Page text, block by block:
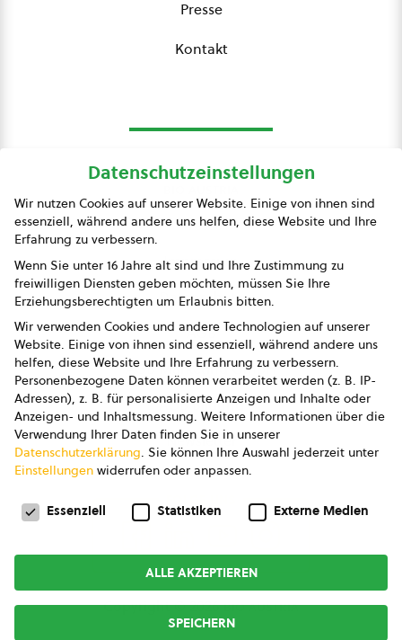
Presse
Kontakt
Presse
Impressum
Datenschutz
AGB
AGB Marketing GmbH
AGB Bildung
Newsletter
Copyright © 2026bio austria
Datenschutzeinstellungen
Wir nutzen Cookies auf unserer Website. Einige von ihnen sind
essenziell, während andere uns helfen, diese Website und Ihre
Erfahrung zu verbessern.
Wenn Sie unter 16 Jahre alt sind und Ihre Zustimmung zu
freiwilligen Diensten geben möchten, müssen Sie Ihre
Erziehungsberechtigten um Erlaubnis bitten.
Wir verwenden Cookies und andere Technologien auf unserer
Website. Einige von ihnen sind essenziell, während andere uns
helfen, diese Website und Ihre Erfahrung zu verbessern.
Personenbezogene Daten können verarbeitet werden (z. B. IP-
Adressen), z. B. für personalisierte Anzeigen und Inhalte oder
Anzeigen- und Inhaltsmessung. Weitere Informationen über die
Verwendung Ihrer Daten finden Sie in unserer
Datenschutzerklärung. Sie können Ihre Auswahl jederzeit unter
Einstellungen widerrufen oder anpassen.
Datenschutzeinstellungen
Essenziell Statistiken Externe Medien
ALLE AKZEPTIEREN
SPEICHERN